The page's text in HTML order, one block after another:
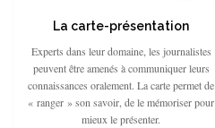
La carte-présentation
Experts dans leur domaine, les journalistes
peuvent être amenés à communiquer leurs
connaissances oralement. La carte permet de
« ranger » son savoir, de le mémoriser pour
mieux le présenter.